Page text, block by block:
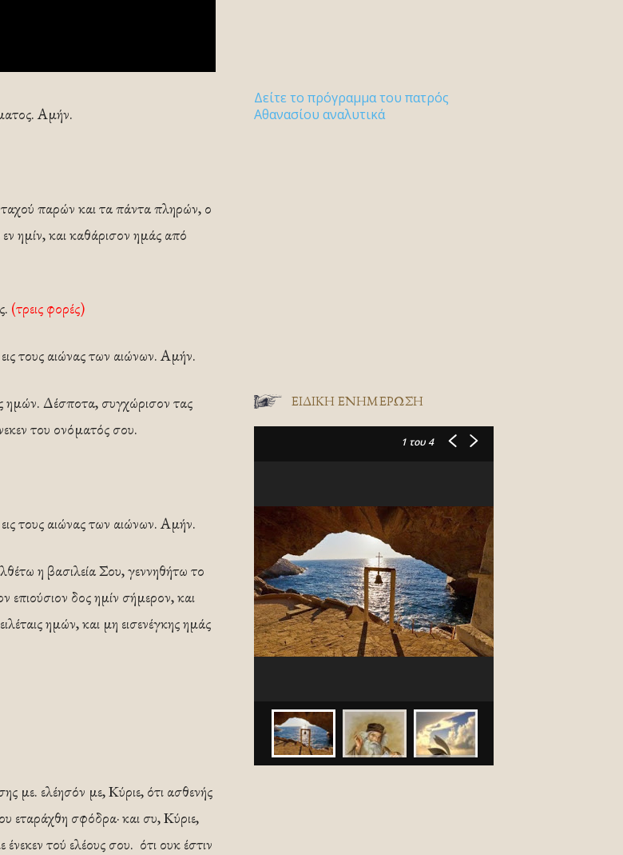
Αμήν.
παρών και τα πάντα πληρών, ο
ημίν, και καθάρισον ημάς από
(τρεις φορές)
τους αιώνας των αιώνων. Αμήν.
ημών. Δέσποτα, συγχώρισον τας
του ονόματός σου.
τους αιώνας των αιώνων. Αμήν.
η βασιλεία Σου, γεννηθήτω το
επιούσιον δος ημίν σήμερον, και
ημών, και μη εισενέγκης ημάς
με. ελέησόν με, Κύριε, ότι ασθενής
εταράχθη σφόδρα· και συ, Κύριε,
τού ελέους σου. ότι ουκ έστιν
Δείτε το πρόγραμμα του πατρός
Αθανασίου αναλυτικά
ΕΙΔΙΚΉ ΕΝΗΜΈΡΩΣΗ
1 του 4